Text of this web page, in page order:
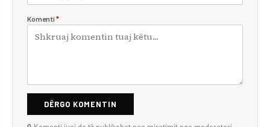
Komenti *
DËRGO KOMENTIN